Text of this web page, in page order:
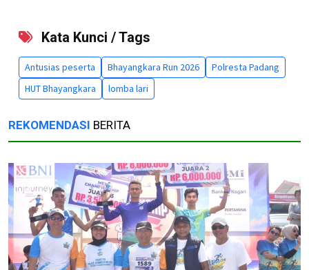
Kata Kunci / Tags
Antusias peserta Bhayangkara Run 2026
Polresta Padang
HUT Bhayangkara
lomba lari
REKOMENDASI BERITA